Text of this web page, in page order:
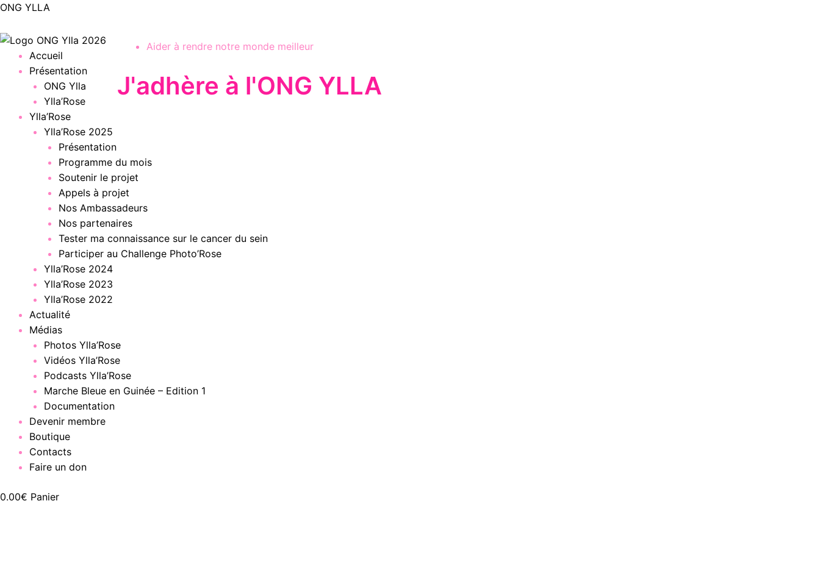
Aller
contenu
ONG YLLA
Menu Accueil
Présentation
ONG Ylla
Ylla’Rose
Ylla’Rose
Ylla’Rose 2025
Présentation
Programme du mois
Soutenir le projet
Appels à projet
Nos Ambassadeurs
Nos partenaires
Tester ma connaissance sur le cancer du sein
Participer au Challenge Photo’Rose
Ylla’Rose 2024
Ylla’Rose 2023
Ylla’Rose 2022
Actualité
Médias
Photos Ylla’Rose
Vidéos Ylla’Rose
Podcasts Ylla’Rose
Marche Bleue en Guinée – Edition 1
Documentation
Devenir membre
Boutique
Contacts
Faire un don
0.00€ Panier
Aider à rendre notre monde meilleur
J'adhère à l'ONG YLLA